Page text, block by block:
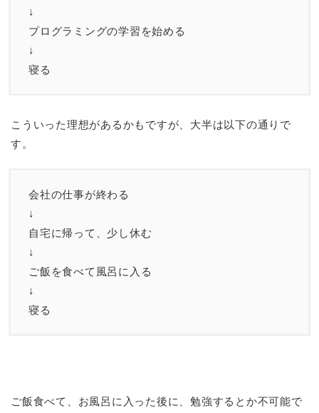
↓
プログラミングの学習を始める
↓
寝る
こういった理想があるかもですが、大半は以下の通りで
す。
会社の仕事が終わる
↓
自宅に帰って、少し休む
↓
ご飯を食べて風呂に入る
↓
寝る
ご飯食べて、お風呂に入った後に、勉強するとか不可能で